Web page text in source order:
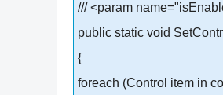
/// <param
public static void
{
foreach (Control item in